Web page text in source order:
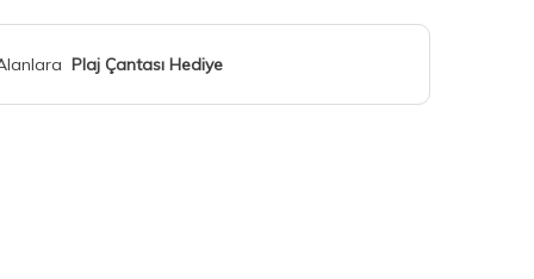
Plaj Çantası Hediye